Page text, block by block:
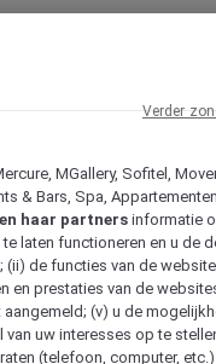
MGallery, Sofitel,
& Bars, Spa,
haar partners informatie
laten functioneren en u de
(ii) de functies van de
en prestaties van de
(v) u de
uw interesses op te
(telefoon, computer,
Verder